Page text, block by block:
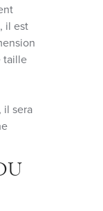
il est
taille
il sera